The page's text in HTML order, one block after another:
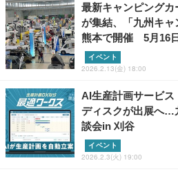
最新キャンピングカ
が集結、「九州キャ
熊本で開催 5月16
イベント
2026.2.13(金) 18:00
AI生産計画サービス
ディスクが出展へ…
談会in 刈谷
イベント
2026.2.3(火) 19:00